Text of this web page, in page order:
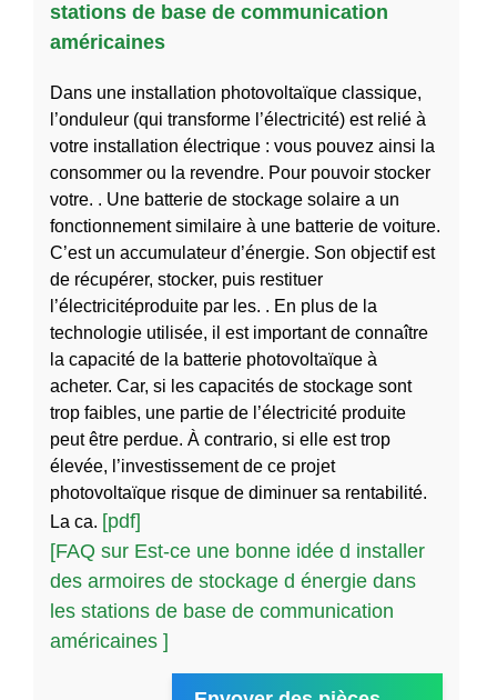
stations de base de communication
américaines
Dans une installation photovoltaïque classique,
l’onduleur (qui transforme l’électricité) est relié à
votre installation électrique : vous pouvez ainsi la
consommer ou la revendre. Pour pouvoir stocker
votre. . Une batterie de stockage solaire a un
fonctionnement similaire à une batterie de voiture.
C’est un accumulateur d’énergie. Son objectif est
de récupérer, stocker, puis restituer
l’électricitéproduite par les. . En plus de la
technologie utilisée, il est important de connaître
la capacité de la batterie photovoltaïque à
acheter. Car, si les capacités de stockage sont
trop faibles, une partie de l’électricité produite
peut être perdue. À contrario, si elle est trop
élevée, l’investissement de ce projet
photovoltaïque risque de diminuer sa rentabilité.
La ca. [pdf]
[FAQ sur Est-ce une bonne idée d installer
des armoires de stockage d énergie dans
les stations de base de communication
américaines ]